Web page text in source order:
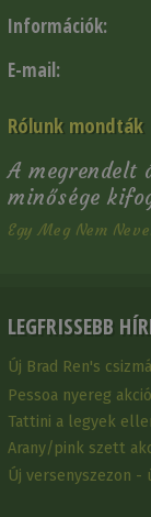
Információk:
E-mail:
Rólunk mondták
A megrendelt
minősége
Egy Meg Nem
LEGFRISSEBB
Új Brad Ren's
Pessoa nyereg akció
Tattini a legyek
Arany/pink szett
Új versenyszezon -